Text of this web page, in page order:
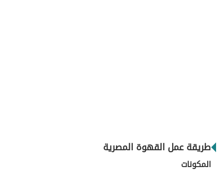
طريقة عمل القهوة المصرية
المكونات